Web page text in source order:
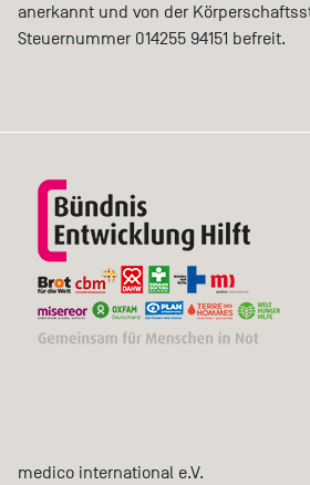
anerkannt und von der
Steuernummer 014255 94151 befreit.
medico international e.V.